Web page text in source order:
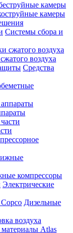
камеры
камеры
Системы сбора и
воздуха
Средства
компрессоры
Электрические
Дизельные
воздуха